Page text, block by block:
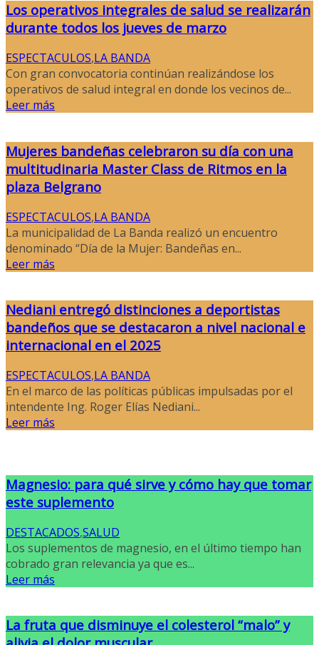
Los operativos integrales de salud se realizarán
durante todos los jueves de marzo
ESPECTACULOS,LA BANDA
Con gran convocatoria continúan realizándose los
operativos de salud integral en donde los vecinos de...
Leer más
Mujeres bandeñas celebraron su día con una
multitudinaria Master Class de Ritmos en la
plaza Belgrano
ESPECTACULOS,LA BANDA
La municipalidad de La Banda realizó un encuentro
denominado “Día de la Mujer: Bandeñas en...
Leer más
Nediani entregó distinciones a deportistas
bandeños que se destacaron a nivel nacional e
internacional en el 2025
ESPECTACULOS,LA BANDA
En el marco de las políticas públicas impulsadas por el
intendente Ing. Roger Elías Nediani...
Leer más
Magnesio: para qué sirve y cómo hay que tomar
este suplemento
DESTACADOS,SALUD
Los suplementos de magnesio, en el último tiempo han
cobrado gran relevancia ya que es...
Leer más
La fruta que disminuye el colesterol “malo” y